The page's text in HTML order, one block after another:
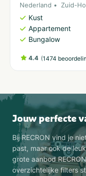
Nederland Zuid-
Kust
Appartement
Bungalow
4.4 (1474
Jouw perfecte
Bij RECRON vind je
past, maar ook de
grote aanbod
overzichtelijke filters